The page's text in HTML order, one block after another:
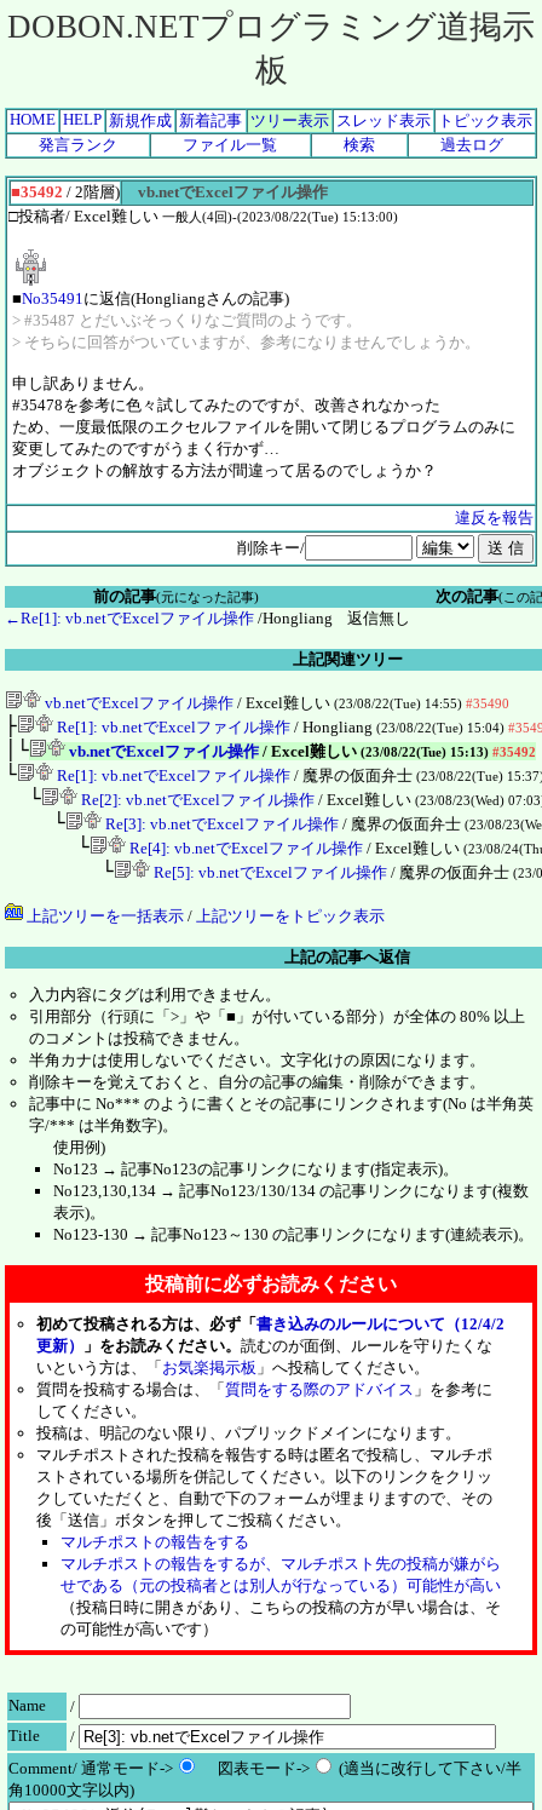
DOBON.NETプログラミング道掲示
板
HOME HELP 新規作成 新着記事 ツリー表示 スレッド表示
トピック表示
発言ランク
ファイル一覧 検索 過去ログ
■35492 / 2階層)
vb.netでExcelファイル操作
□投稿者/ Excel難しい 一般人(4回)-(2023/08/22(Tue) 15:13:00)
■No35491 に返信(Hongliangさんの記事)
> #35487 とだいぶそっくりなご質問のようです。
> そちらに回答がついていますが、参考になりませんでしょうか。
申し訳ありません。
#35478を参考に色々試してみたのですが、改善されなかった
ため、一度最低限のエクセルファイルを開いて閉じるプログラムのみに
変更してみたのですがうまく行かず…
オブジェクトの解放する方法が間違って居るのでしょうか？
違反を報告
削除キー/
前の記事(元になった記事) 次の記事(この
←Re[1]: vb.netでExcelファイル操作 /Hongliang 返信無し
上記関連ツリー
vb.netでExcelファイル操作 / Excel難しい (23/08/22(Tue) 14:55) #35490
├ Re[1]: vb.netでExcelファイル操作 / Hongliang (23/08/22(Tue) 15:04)
│└ vb.netでExcelファイル操作 / Excel難しい (23/08/22(Tue) 15:13) #35492
└ Re[1]: vb.netでExcelファイル操作 / 魔界の仮面弁士 (23/08/22(Tue)
└ Re[2]: vb.netでExcelファイル操作 / Excel難しい (23/08/23(Wed)
└ Re[3]: vb.netでExcelファイル操作 / 魔界の仮面弁士 (23/08/
└ Re[4]: vb.netでExcelファイル操作 / Excel難しい (23/08/
└ Re[5]: vb.netでExcelファイル操作 / 魔界の仮面弁士 (23/
上記ツリーを一括表示 / 上記ツリーをトピック表示
上記の記事へ返信
入力内容にタグは利用できません。
引用部分（行頭に「>」や「■」が付いている部分）が全体の 80% 以上
のコメントは投稿できません。
半角カナは使用しないでください。文字化けの原因になります。
削除キーを覚えておくと、自分の記事の編集・削除ができます。
記事中に No*** のように書くとその記事にリンクされます(No は半角英
字/*** は半角数字)。
使用例)
No123 → 記事No123の記事リンクになります(指定表示)。
No123,130,134 → 記事No123/130/134 の記事リンクになります(複数
表示)。
No123-130 → 記事No123～130 の記事リンクになります(連続表示)。
投稿前に必ずお読みください
初めて投稿される方は、必ず「書き込みのルールについて（12/4/2
更新）
」をお読みください。 読むのが面倒、ルールを守りたくな
いという方は、「お気楽掲示板 」へ投稿してください。
質問を投稿する場合は、「質問をする際のアドバイス 」を参考に
してください。
投稿は、明記のない限り、パブリックドメインになります。
マルチポストされた投稿を報告する時は匿名で投稿し、マルチポ
ストされている場所を併記してください。以下のリンクをクリッ
クしていただくと、自動で下のフォームが埋まりますので、その
後「送信」ボタンを押してご投稿ください。
マルチポストの報告をする
マルチポストの報告をするが、マルチポスト先の投稿が嫌がら
せである（元の投稿者とは別人が行なっている）可能性が高い
（投稿日時に開きがあり、こちらの投稿の方が早い場合は、そ
の可能性が高いです）
Name
/
Title
/
Comment/ 通常モード->
図表モード->
(適当に改行して下さい/半
角10000文字以内)